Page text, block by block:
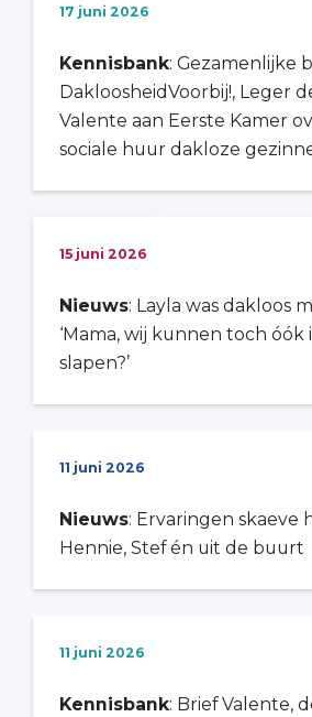
17 juni 2026
Kennisbank: Gezamenlijke
DakloosheidVoorbij!, Leger
Valente aan Eerste Kamer
sociale huur dakloze
15 juni 2026
Nieuws: Layla was dakloos
‘Mama, wij kunnen toch óók
slapen?’
11 juni 2026
Nieuws: Ervaringen skaeve
Hennie, Stef én uit de buurt
11 juni 2026
Kennisbank: Brief Valente,